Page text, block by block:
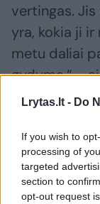
Lrytas.lt - Do
If you wish to
processing of
targeted
section to
opt-out request
vertingas.
yra, kokia ji
metu daliai
gydymą,“ –